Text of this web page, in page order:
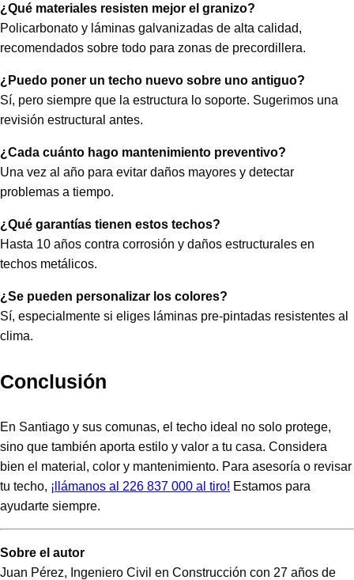
¿Qué materiales resisten mejor el granizo?
Policarbonato y láminas galvanizadas de alta calidad,
recomendados sobre todo para zonas de precordillera.
¿Puedo poner un techo nuevo sobre uno antiguo?
Sí, pero siempre que la estructura lo soporte. Sugerimos una
revisión estructural antes.
¿Cada cuánto hago mantenimiento preventivo?
Una vez al año para evitar daños mayores y detectar
problemas a tiempo.
¿Qué garantías tienen estos techos?
Hasta 10 años contra corrosión y daños estructurales en
techos metálicos.
¿Se pueden personalizar los colores?
Sí, especialmente si eliges láminas pre-pintadas resistentes al
clima.
Conclusión
En Santiago y sus comunas, el techo ideal no solo protege,
sino que también aporta estilo y valor a tu casa. Considera
bien el material, color y mantenimiento. Para asesoría o revisar
tu techo, ¡llámanos al 226 837 000 al tiro! Estamos para
ayudarte siempre.
Sobre el autor
Juan Pérez, Ingeniero Civil en Construcción con 27 años de